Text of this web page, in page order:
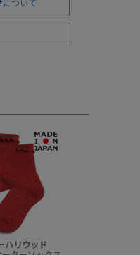
について
ハリウッド